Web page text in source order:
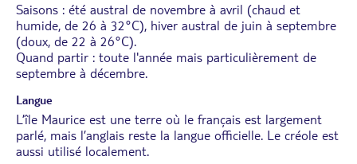
Saisons : été austral de novembre à avril (chaud et
humide, de 26 à 32°C), hiver austral de juin à septembre
(doux, de 22 à 26°C).
Quand partir : toute l'année mais particulièrement de
septembre à décembre.
Langue
L’île Maurice est une terre où le français est largement
parlé, mais l’anglais reste la langue officielle. Le créole est
aussi utilisé localement.